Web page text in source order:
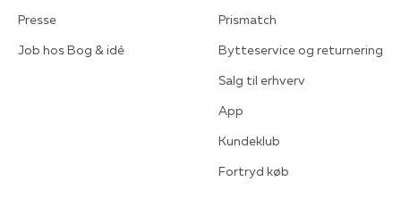
Presse
Job hos Bog & idé
Prismatch
Bytteservice og returnering
Salg til erhverv
App
Kundeklub
Fortryd køb